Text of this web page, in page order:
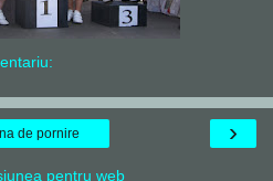
›
de pornire
pentru web